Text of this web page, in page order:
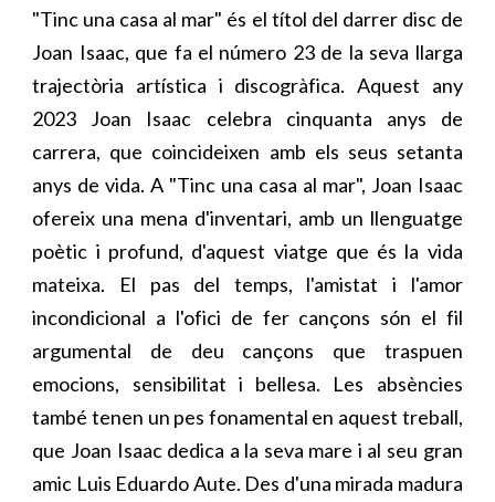
"Tinc una casa al mar" és el títol del darrer disc de
Joan Isaac, que fa el número 23 de la seva llarga
trajectòria artística i discogràfica. Aquest any
2023 Joan Isaac celebra cinquanta anys de
carrera, que coincideixen amb els seus setanta
anys de vida. A "Tinc una casa al mar", Joan Isaac
ofereix una mena d'inventari, amb un llenguatge
poètic i profund, d'aquest viatge que és la vida
mateixa. El pas del temps, l'amistat i l'amor
incondicional a l'ofici de fer cançons són el fil
argumental de deu cançons que traspuen
emocions, sensibilitat i bellesa. Les absències
també tenen un pes fonamental en aquest treball,
que Joan Isaac dedica a la seva mare i al seu gran
amic Luis Eduardo Aute. Des d'una mirada madura